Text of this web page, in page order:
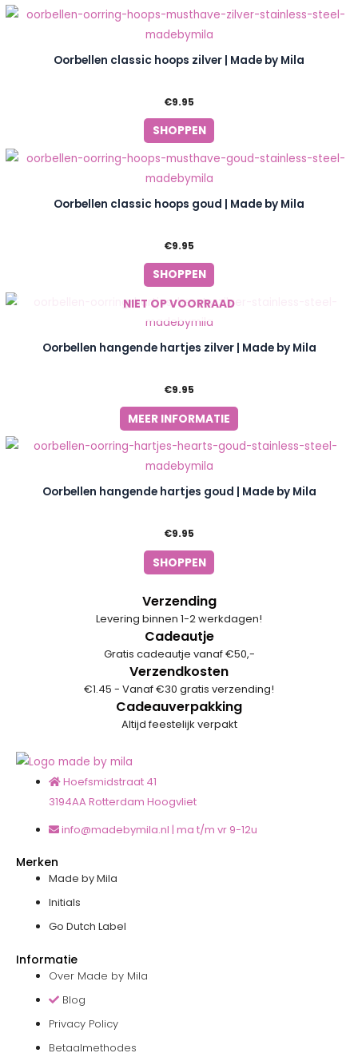
Oorbellen classic hoops zilver | Made by Mila
€9.95
SHOPPEN
Oorbellen classic hoops goud | Made by Mila
€9.95
SHOPPEN
NIET OP VOORRAAD
Oorbellen hangende hartjes zilver | Made by Mila
€9.95
MEER INFORMATIE
Oorbellen hangende hartjes goud | Made by Mila
€9.95
SHOPPEN
Verzending
Levering binnen 1-2 werkdagen!
Cadeautje
Gratis cadeautje vanaf €50,-
Verzendkosten
€1.45 - Vanaf €30 gratis verzending!
Cadeauverpakking
Altijd feestelijk verpakt
Hoefsmidstraat 41
3194AA Rotterdam Hoogvliet
info@madebymila.nl | ma t/m vr 9-12u
Merken
Made by Mila
Initials
Go Dutch Label
Informatie
Over Made by Mila
Blog
Privacy Policy
Betaalmethodes